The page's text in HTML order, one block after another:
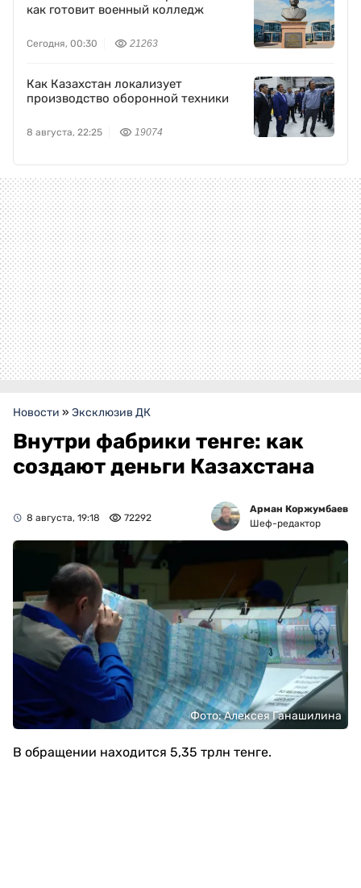
как готовит военный колледж
Сегодня, 00:30 21263
Как Казахстан локализует
производство оборонной техники
8 августа, 22:25 19074
Новости » Эксклюзив ДК
Внутри фабрики тенге: как
создают деньги Казахстана
8 августа, 19:18 72292
Арман Коржумбаев
Шеф-редактор
Фото: Алексея Ганашилина
В обращении находится 5,35 трлн тенге.